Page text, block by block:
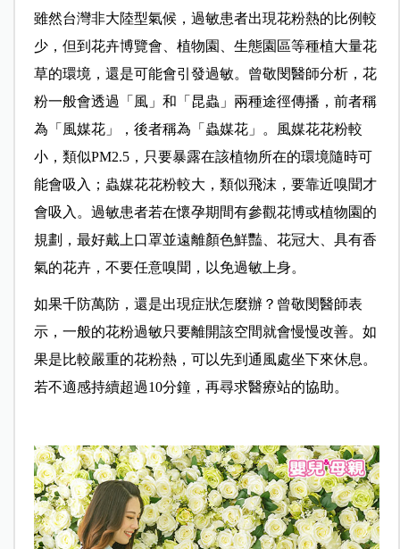
雖然台灣非大陸型氣候，過敏患者出現花粉熱的比例較
少，但到花卉博覽會、植物園、生態園區等種植大量花
草的環境，還是可能會引發過敏。曾敬閔醫師分析，花
粉一般會透過「風」和「昆蟲」兩種途徑傳播，前者稱
為「風媒花」，後者稱為「蟲媒花」。風媒花花粉較
小，類似PM2.5，只要暴露在該植物所在的環境隨時可
能會吸入；蟲媒花花粉較大，類似飛沫，要靠近嗅聞才
會吸入。過敏患者若在懷孕期間有參觀花博或植物園的
規劃，最好戴上口罩並遠離顏色鮮豔、花冠大、具有香
氣的花卉，不要任意嗅聞，以免過敏上身。
如果千防萬防，還是出現症狀怎麼辦？曾敬閔醫師表
示，一般的花粉過敏只要離開該空間就會慢慢改善。如
果是比較嚴重的花粉熱，可以先到通風處坐下來休息。
若不適感持續超過10分鐘，再尋求醫療站的協助。